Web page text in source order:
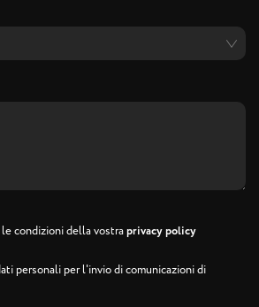
condizioni della vostraprivacy policy
personali per l'invio di comunicazioni di